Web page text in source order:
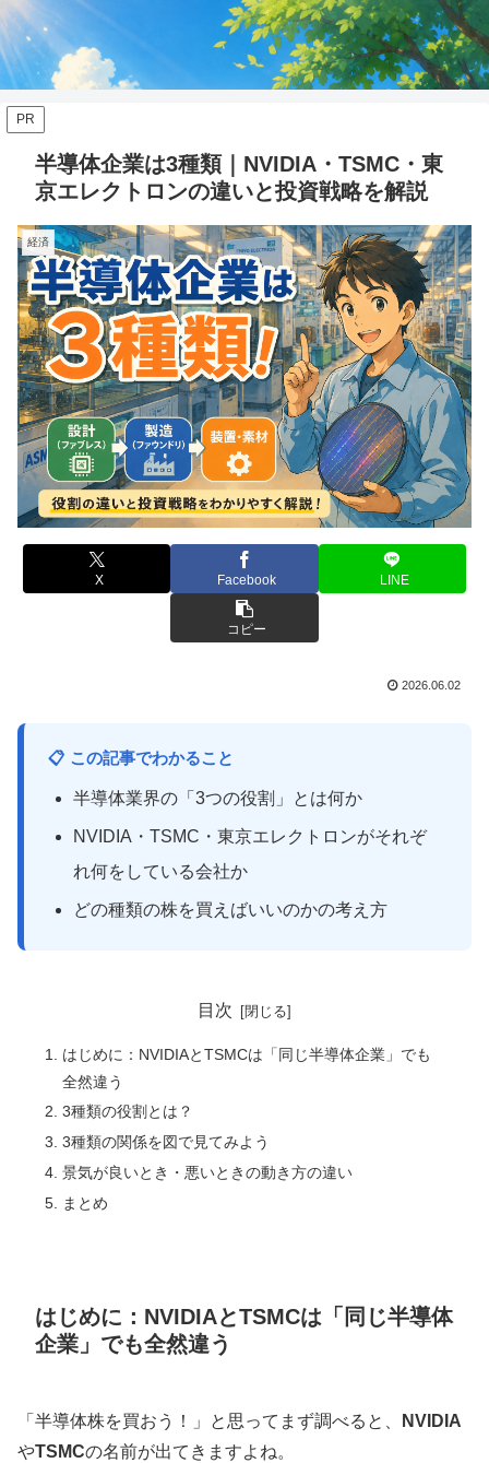
PR
半導体企業は3種類｜NVIDIA・TSMC・東
京エレクトロンの違いと投資戦略を解説
経済
X Facebook LINE
コピー
2026.06.02
📋 この記事でわかること
半導体業界の「3つの役割」とは何か
NVIDIA・TSMC・東京エレクトロンがそれぞ
れ何をしている会社か
どの種類の株を買えばいいのかの考え方
目次
はじめに：NVIDIAとTSMCは「同じ半導体企業」でも
全然違う
3種類の役割とは？
3種類の関係を図で見てみよう
景気が良いとき・悪いときの動き方の違い
まとめ
はじめに：NVIDIAとTSMCは「同じ半導体
企業」でも全然違う
「半導体株を買おう！」と思ってまず調べると、
NVIDIA
やTSMCの名前が出てきますよね。